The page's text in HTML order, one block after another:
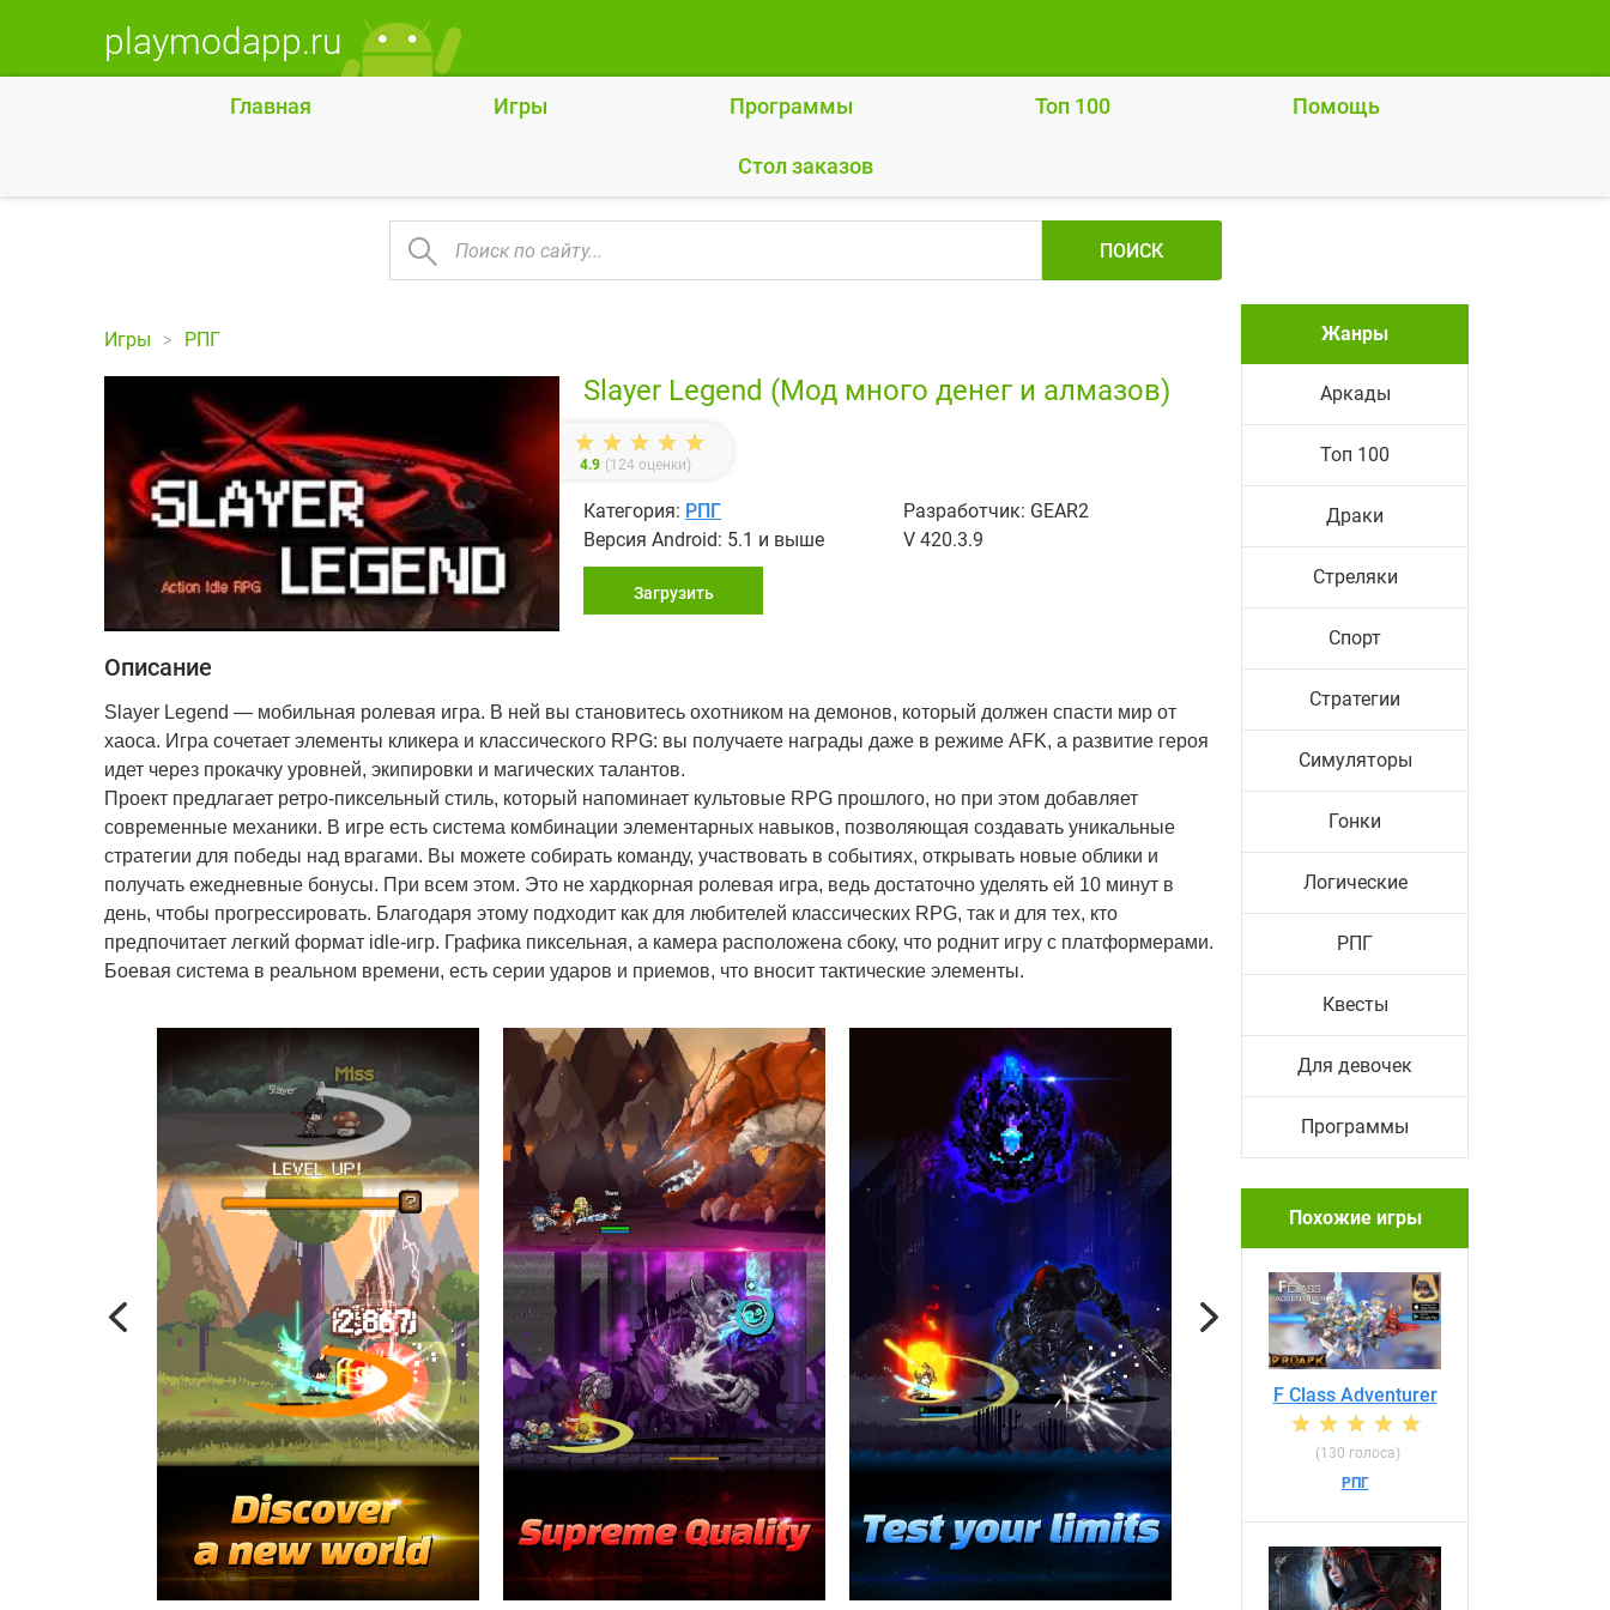
playmodapp.ru
Главная Игры Программы Топ 100 Помощь
Cтол заказов
ПОИСК
Игры РПГ
Slayer Legend (Мод много денег и алмазов)
4.9 (124 оценки)
Категория: РПГ
Разработчик: GEAR2
Версия Android: 5.1 и выше
V 420.3.9
Загрузить
Описание
Slayer Legend ― мобильная ролевая игра. В ней вы становитесь охотником на демонов, который должен спасти мир от
хаоса. Игра сочетает элементы кликера и классического RPG: вы получаете награды даже в режиме AFK, а развитие героя
идет через прокачку уровней, экипировки и магических талантов.
Проект предлагает ретро‑пиксельный стиль, который напоминает культовые RPG прошлого, но при этом добавляет
современные механики. В игре есть система комбинации элементарных навыков, позволяющая создавать уникальные
стратегии для победы над врагами. Вы можете собирать команду, участвовать в событиях, открывать новые облики и
получать ежедневные бонусы. При всем этом. Это не хардкорная ролевая игра, ведь достаточно уделять ей 10 минут в
день, чтобы прогрессировать. Благодаря этому подходит как для любителей классических RPG, так и для тех, кто
предпочитает легкий формат idle‑игр. Графика пиксельная, а камера расположена сбоку, что роднит игру с платформерами.
Боевая система в реальном времени, есть серии ударов и приемов, что вносит тактические элементы.
Previous Next
Жанры
Аркады
Топ 100
Драки
Стреляки
Спорт
Стратегии
Симуляторы
Гонки
Логические
РПГ
Квесты
Для девочек
Программы
Похожие игры
F Class Adventurer
(130 голоса)
РПГ